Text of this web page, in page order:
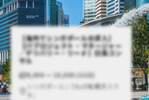
【海外でシンガポールの求人】
【ITプロジェクト・マネージャー
／デリバリー・リード】日系コン
サル
8,000 〜 10,000 (SGD)
シンガポール / Cityの転職求人で
す。